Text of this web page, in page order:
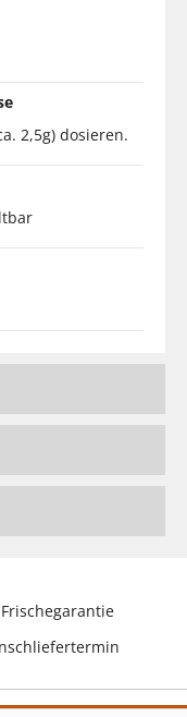
2,5g) dosieren.
Frischegarantie